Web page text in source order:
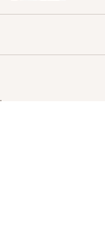
הצג הכול